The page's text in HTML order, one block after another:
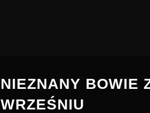
NIEZNANY BOWIE
WRZEŚNIU